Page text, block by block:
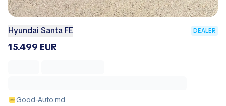
Hyundai Santa FE DEALER
15.499 EUR
Good-Auto.md